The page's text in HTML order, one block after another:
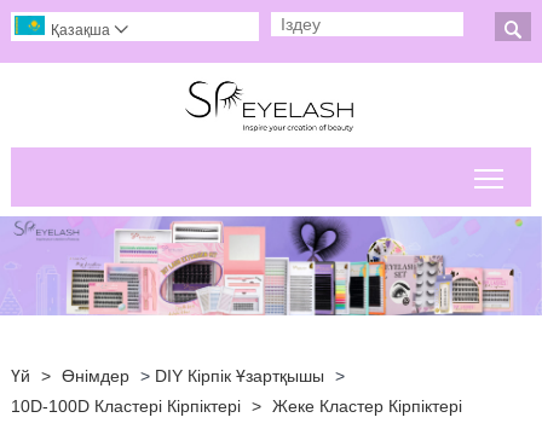

Қазақша 
Үй > Өнімдер > DIY Кірпік Ұзартқышы
>
10D-100D Кластері Кірпіктері > Жеке Кластер Кірпіктері